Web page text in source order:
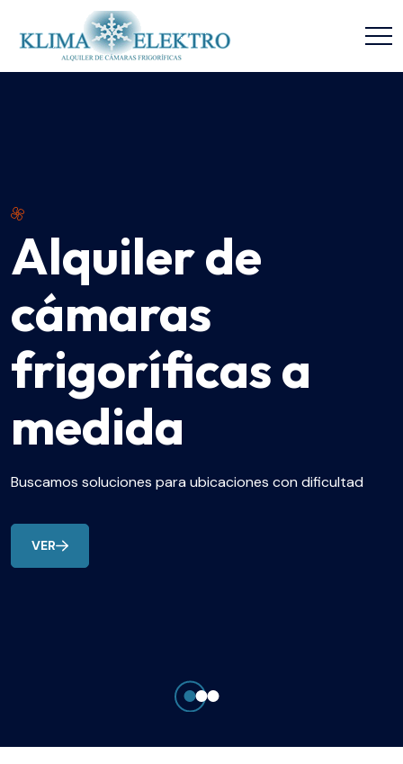
Alquiler de
cámaras
frigoríficas a
medida
Buscamos soluciones para ubicaciones con dificultad
VER